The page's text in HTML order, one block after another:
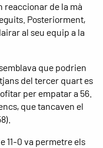
reaccionar de la mà
Posteriorment,
al seu equip a la
que podrien
del tercer quart es
per empatar a 56.
que tancaven el
11-0 va permetre els